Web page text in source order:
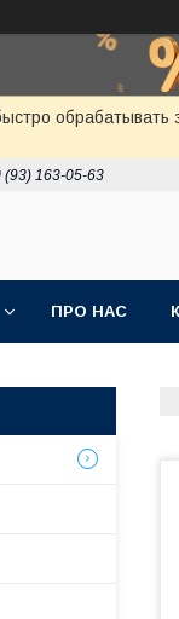
(93) 163-05-63
ПРО НАС